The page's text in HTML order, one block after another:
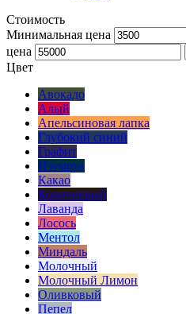
Стоимость
Минимальная цена
цена
Цвет
Авокадо
Алый
Апельсиновая лапка
Глубокий синий
Графит
Изумруд
Какао
Коричневый
Лаванда
Лосось
Ментол
Миндаль
Молочный
Молочный Лимон
Оливковый
Пепел